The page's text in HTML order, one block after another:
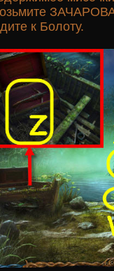
к Болоту.